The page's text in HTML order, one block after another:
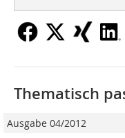
Thematisch
Ausgabe 04/2012